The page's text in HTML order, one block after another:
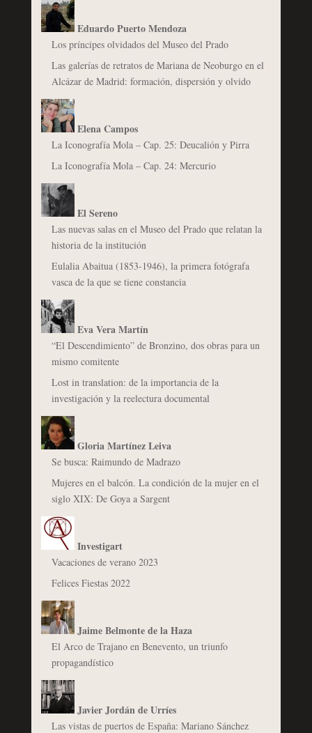
Eduardo Puerto Mendoza
Los príncipes olvidados del Museo del Prado
Las galerías de retratos de Mariana de Neoburgo en el
Alcázar de Madrid: formación, dispersión y olvido
Elena Campos
La Iconografía Mola – Cap. 25: Deucalión y Pirra
La Iconografía Mola – Cap. 24: Mercurio
El Sereno
Las nuevas salas en el Museo del Prado que relatan la
historia de la institución
Eulalia Abaitua (1853-1946), la primera fotógrafa
vasca de la que se tiene constancia
Eva Vera Martín
“El Descendimiento” de Bronzino, dos obras para un
mismo comitente
Lost in translation: de la importancia de la
investigación y la reelectura documental
Gloria Martínez Leiva
Se busca: Raimundo de Madrazo
Mujeres en el balcón. La condición de la mujer en el
siglo XIX: De Goya a Sargent
Investigart
Vacaciones de verano 2023
Felices Fiestas 2022
Jaime Belmonte de la Haza
El Arco de Trajano en Benevento, un triunfo
propagandístico
Javier Jordán de Urríes
Las vistas de puertos de España: Mariano Sánchez